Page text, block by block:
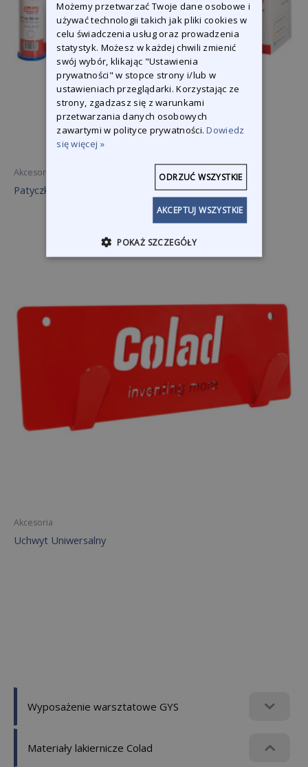
Wyposażenie warsztatowe GYS
Materiały lakiernicze Colad
Akcesoria
Patyczki do zaprawek
Akcesoria
Uchwyt Uniwersalny
Możemy przetwarzać Twoje dane osobowe i
używać technologii takich jak pliki cookies w
celu świadczenia usług oraz prowadzenia
statystyk. Możesz w każdej chwili zmienić
swój wybór, klikając "Ustawienia
prywatności" w stopce strony i/lub w
ustawieniach przeglądarki. Korzystając ze
strony, zgadzasz się z warunkami
przetwarzania danych osobowych
zawartymi w polityce prywatności.Dowiedz
się więcej »
AKCEPTUJ WSZYSTKIE
ODRZUĆ WSZYSTKIE
POKAŻ SZCZEGÓŁY